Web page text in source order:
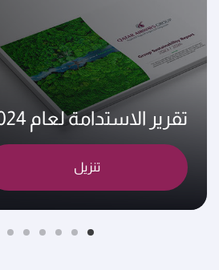
تقرير الاستدامة لعام 2024
تنزيل